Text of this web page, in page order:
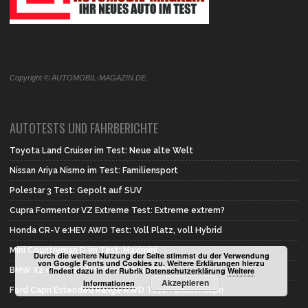
Copyright © AUTOMOBIL-MAGAZIN.DE.
AUTOTESTS UND FAHRBERICHTE
Toyota Land Cruiser im Test: Neue alte Welt
Nissan Ariya Nismo im Test: Familiensport
Polestar 3 Test: Gepolt auf SUV
Cupra Formentor VZ Extreme Test: Extreme extrem?
Honda CR-V e:HEV AWD Test: Voll Platz, voll Hybrid
Mini Countryman D im Test: Maximini
BMW X2 xDrive 20d im Test: Erste Wahl
Ford Capri Extended Range RWD Test: Familiencapri
Durch die weitere Nutzung der Seite stimmst du der Verwendung
von Google Fonts und Cookies zu. Weitere Erklärungen hierzu
findest dazu in der Rubrik DatenschutzerklärungWeitere
Informationen
Akzeptieren